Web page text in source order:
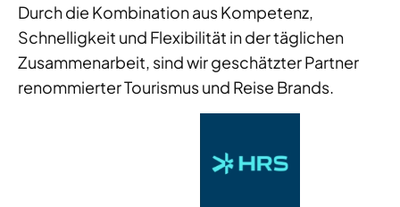
Durch die Kombination aus Kompetenz,
Schnelligkeit und Flexibilität in der täglichen
Zusammenarbeit, sind wir geschätzter Partner
renommierter Tourismus und Reise Brands.